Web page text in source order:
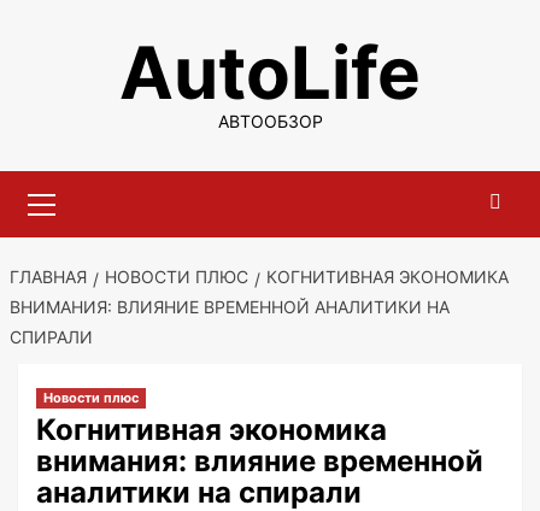
содержимомуAutoLife
АВТООБЗОР
меню
ГЛАВНАЯ НОВОСТИ ПЛЮС
КОГНИТИВНАЯ ЭКОНОМИКА
ВНИМАНИЯ: ВЛИЯНИЕ ВРЕМЕННОЙ АНАЛИТИКИ НА
СПИРАЛИ
Новости плюс
Когнитивная экономика
внимания: влияние временной
аналитики на спирали